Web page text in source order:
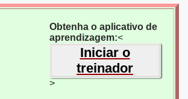
Obtenha o aplicativo de
aprendizagem:<
Iniciar o
treinador
>